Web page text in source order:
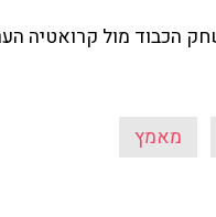
הכבוד מול קרואטיה
מאמץ